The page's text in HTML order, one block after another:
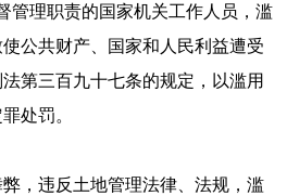
管理职责的国家机关工作人员，滥
公共财产、国家和人民利益遭受
第三百九十七条的规定，以滥用
处罚。
，违反土地管理法律、法规，滥